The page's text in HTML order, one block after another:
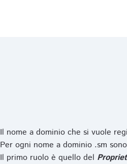
Il nome a dominio che si vuole
Per ogni nome a dominio .sm
Il primo ruolo è quello del